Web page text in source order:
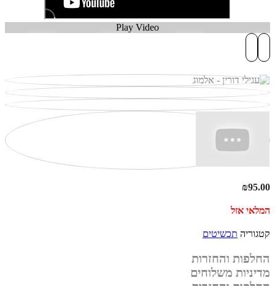
Play Video
₪95.00
המלאי אזל
קטגוריה תכשיטים
החלפות והחזרות
מדיניות משלוחים